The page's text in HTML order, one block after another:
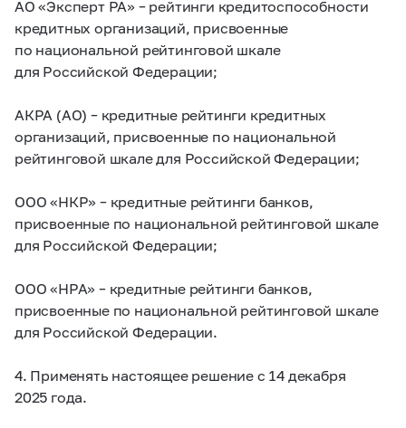
АО «Эксперт РА» – рейтинги кредитоспособности
кредитных организаций, присвоенные
по национальной рейтинговой шкале
для Российской Федерации;
АКРА (АО) – кредитные рейтинги кредитных
организаций, присвоенные по национальной
рейтинговой шкале для Российской Федерации;
ООО «НКР» – кредитные рейтинги банков,
присвоенные по национальной рейтинговой шкале
для Российской Федерации;
ООО «НРА» – кредитные рейтинги банков,
присвоенные по национальной рейтинговой шкале
для Российской Федерации.
4. Применять настоящее решение с 14 декабря
2025 года.